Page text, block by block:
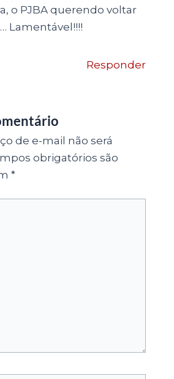
o PJBA querendo voltar
Lamentável!!!!
Responder
de e-mail não será
obrigatórios são
*